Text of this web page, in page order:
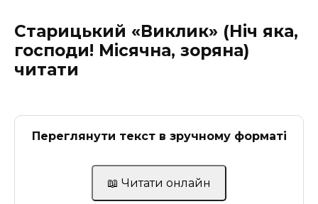
Старицький «Виклик» (Ніч яка,
господи! Місячна, зоряна)
читати
Переглянути текст в зручному форматі
📖 Читати онлайн